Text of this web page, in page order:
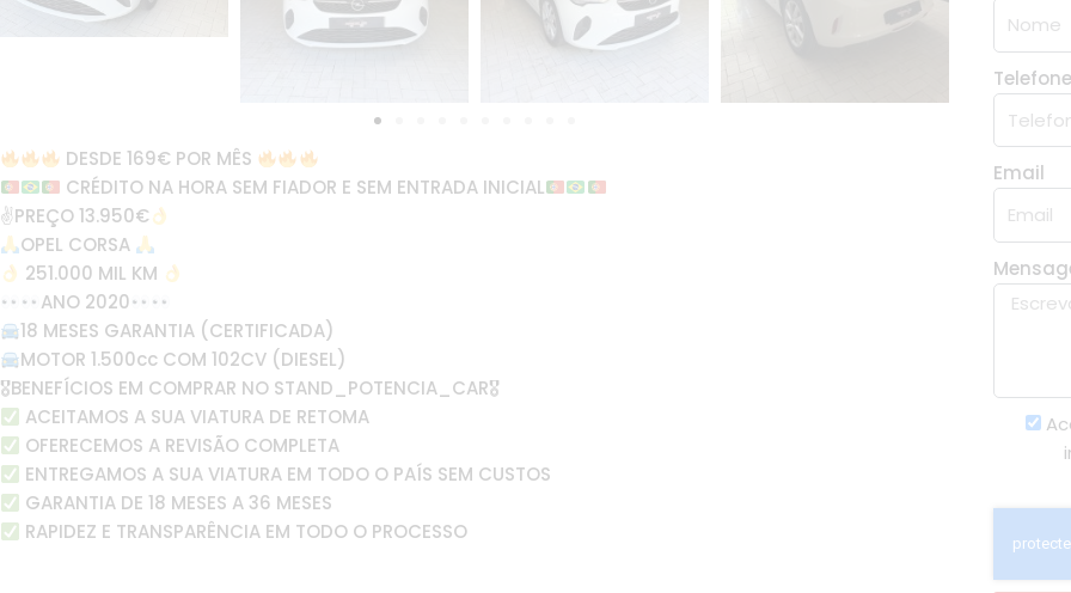
DESDE 169€ POR MÊS
CRÉDITO NA HORA SEM FIADOR E SEM ENTRADA INICIAL
✌PREÇO 13.950€
OPEL CORSA
251.000 MIL KM
ANO 2020
18 MESES GARANTIA (CERTIFICADA)
MOTOR 1.500cc COM 102CV (DIESEL)
🎖BENEFÍCIOS EM COMPRAR NO STAND_POTENCIA_CAR🎖
ACEITAMOS A SUA VIATURA DE RETOMA
OFERECEMOS A REVISÃO COMPLETA
ENTREGAMOS A SUA VIATURA EM TODO O PAÍS SEM CUSTOS
GARANTIA DE 18 MESES A 36 MESES
RAPIDEZ E TRANSPARÊNCIA EM TODO O PROCESSO
Telefone
Email